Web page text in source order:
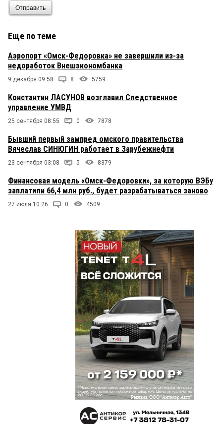
Отправить
Еще по теме
Аэропорт «Омск-Федоровка» не завершили из-за
недоработок Внешэкономбанка
9 декабря 09:58 8 5759
Константин ЛАСУНОВ возглавил Следственное
управление УМВД
25 сентября 08:55 0 7878
Бывший первый зампред омского правительства
Вячеслав СИНЮГИН работает в Зарубежнефти
23 сентября 03:08 5 8379
Финансовая модель «Омск-Федоровки», за которую ВЭБу
заплатили 66,4 млн руб., будет разрабатываться заново
27 июля 10:26 0 4509